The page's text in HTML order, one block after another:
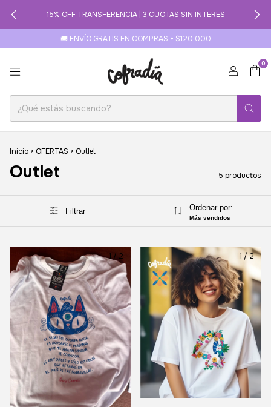
15% OFF TRANSFERENCIA | 3 CUOTAS SIN INTERES
🚚 ENVÍO GRATIS EN COMPRAS + $120.000
0
Inicio > OFERTAS > Outlet
Outlet 5 productos
Filtrar Ordenar por:
Más vendidos
1 / 2 1 /2